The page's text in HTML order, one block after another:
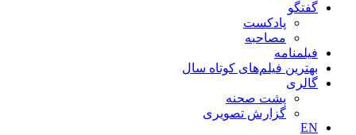
گفتگو
پادکست
مصاحبه
فیلمنامه
بهترین فیلم‌های کوتاه سال
گالری
پشت صحنه
گزارش تصویری
EN